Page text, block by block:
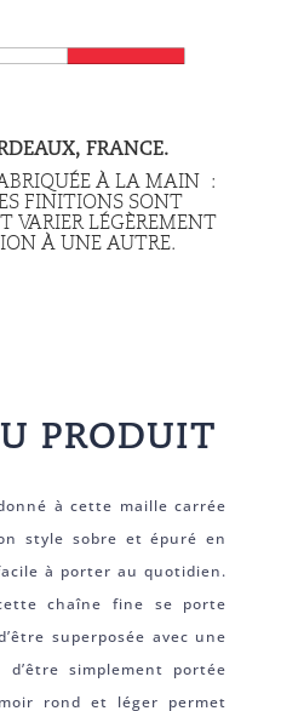
FRANCE.
À LA MAIN :
FINITIONS SONT
VARIER LÉGÈREMENT
À UNE AUTRE.
PRODUIT
à cette maille carrée
style sobre et épuré en
à porter au quotidien.
chaîne fine se porte
superposée avec une
simplement portée
rond et léger permet